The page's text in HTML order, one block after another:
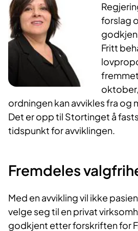
forslag
Fritt
ordningen kan avvikles fra og
Det er opp til Stortinget å
tidspunkt for avviklingen.
Fremdeles
Med en avvikling vil ikke
velge seg til en privat
godkjent etter forskriften for